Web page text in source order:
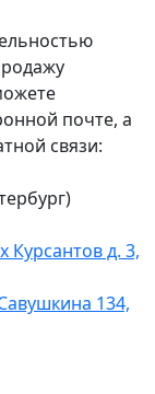
почте, а
связи:
Курсантов д. 3,
134,